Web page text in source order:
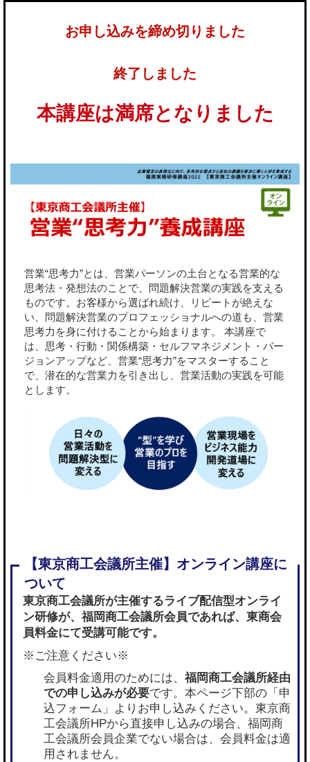
お申し込みを締め切りました
終了しました
本講座は満席となりました
営業“思考力”とは、営業パーソンの土台となる営業的な
思考法・発想法のことで、問題解決営業の実践を支える
ものです。お客様から選ばれ続け、リピートが絶えな
い、問題解決営業のプロフェッショナルへの道も、営業
思考力を身に付けることから始まります。 本講座で
は、思考・行動・関係構築・セルフマネジメント・バー
ジョンアップなど、営業“思考力”をマスターすること
で、潜在的な営業力を引き出し、営業活動の実践を可能
とします。
東京商工会議所が主催するライブ配信型オンライ
ン研修が、 福岡商工会議所会員であれば、東商会
員料金にて受講可能です。
※ご注意ください※
会員料金適用のためには、 福岡商工会議所経由
での申し込みが必要です。本ページ下部の「申
込フォーム」よりお申し込みください。東京商
工会議所HPから直接申し込みの場合、福岡商
工会議所会員企業でない場合は、会員料金は適
用されません。